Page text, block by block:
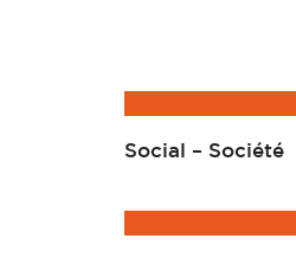
Social – Société